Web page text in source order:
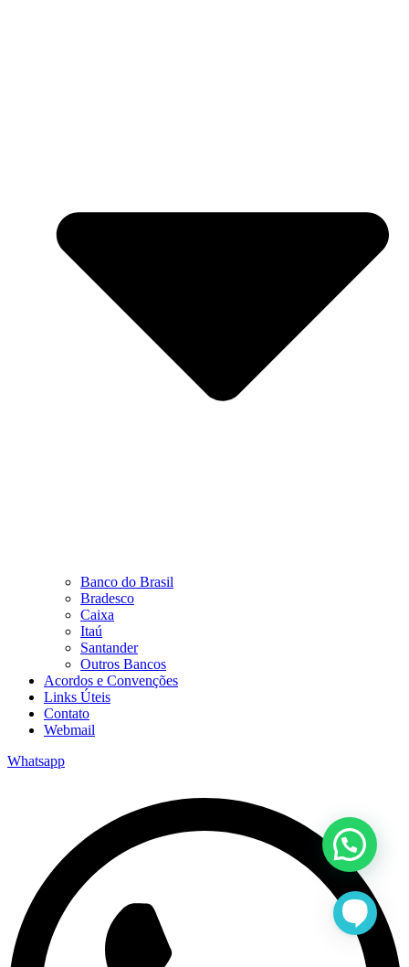
Banco do Brasil
Bradesco
Caixa
Itaú
Santander
Outros Bancos
Acordos e Convenções
Links Úteis
Contato
Webmail
Whatsapp